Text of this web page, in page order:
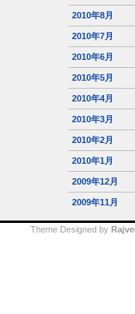
2010年8月
2010年7月
2010年6月
2010年5月
2010年4月
2010年3月
2010年2月
2010年1月
2009年12月
2009年11月
Theme Designed by